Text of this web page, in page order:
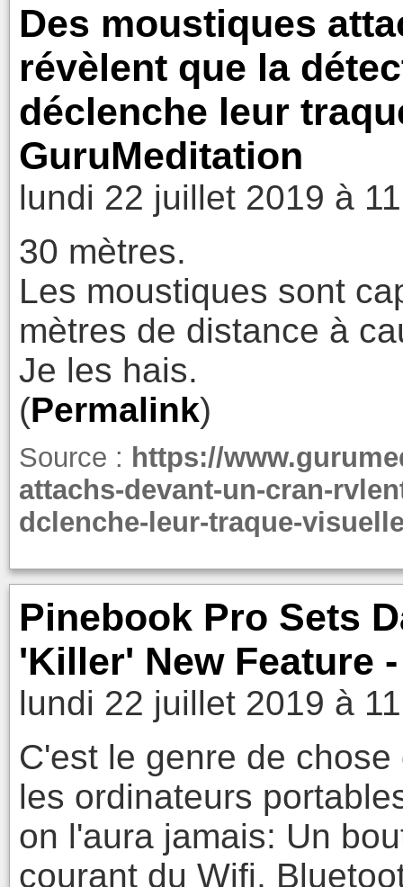
Des moustiques
révèlent que la
déclenche leur
GuruMeditation
lundi 22 juillet 2019 à
30 mètres.
Les moustiques sont
mètres de distance à
Je les hais.
(Permalink)
Source : https://
attachs-devant-un-cran-
dclenche-leur-traque-
Pinebook Pro Sets
'Killer' New Feature
lundi 22 juillet 2019 à
C'est le genre de
les ordinateurs
on l'aura jamais: Un
courant du Wifi,